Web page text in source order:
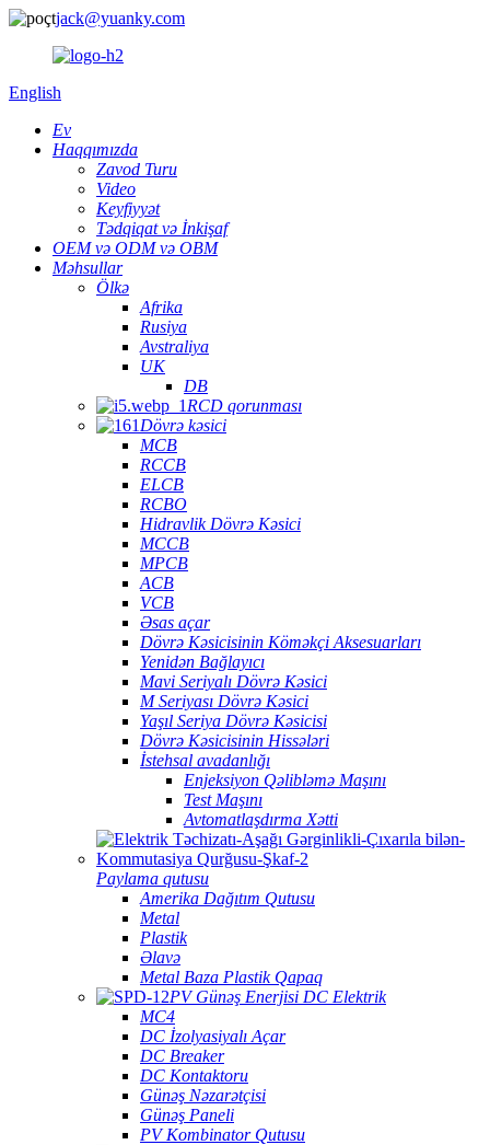
jack@yuanky.com
English
Ev
Haqqımızda
Zavod Turu
Video
Keyfiyyət
Tədqiqat və İnkişaf
OEM və ODM və OBM
Məhsullar
Ölkə
Afrika
Rusiya
Avstraliya
UK
DB
RCD qorunması
Dövrə kəsici
MCB
RCCB
ELCB
RCBO
Hidravlik Dövrə Kəsici
MCCB
MPCB
ACB
VCB
Əsas açar
Dövrə Kəsicisinin Köməkçi Aksesuarları
Yenidən Bağlayıcı
Mavi Seriyalı Dövrə Kəsici
M Seriyası Dövrə Kəsici
Yaşıl Seriya Dövrə Kəsicisi
Dövrə Kəsicisinin Hissələri
İstehsal avadanlığı
Enjeksiyon Qəlibləmə Maşını
Test Maşını
Avtomatlaşdırma Xətti
Paylama qutusu
Amerika Dağıtım Qutusu
Metal
Plastik
Əlavə
Metal Baza Plastik Qapaq
PV Günəş Enerjisi DC Elektrik
MC4
DC İzolyasiyalı Açar
DC Breaker
DC Kontaktoru
Günəş Nəzarətçisi
Günəş Paneli
PV Kombinator Qutusu